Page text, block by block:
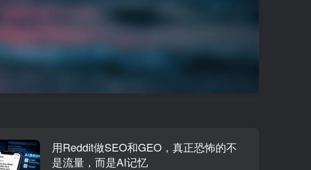
用Reddit做SEO和GEO，真正恐怖的不
是流量，而是AI记忆